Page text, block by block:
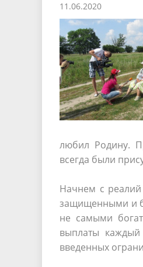
Песни о городе
Градостроительная
условий труда
Координационные
органы
Результаты
11.06.2020
любил Родину.
всегда были
Начнем с реалий
защищенными и
не самыми
выплаты
введенных